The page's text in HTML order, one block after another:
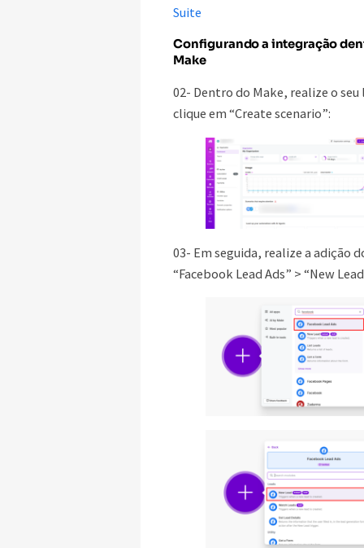
Suite
Configurando a integração
Make
02- Dentro do Make, realize o seu
clique em “Create scenario”:
03- Em seguida, realize a adição
“Facebook Lead Ads” > “New